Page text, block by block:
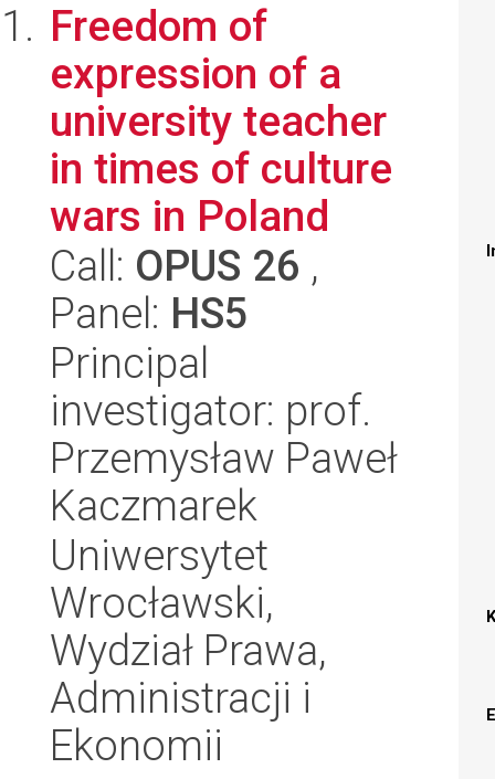
Freedom of
expression of a
university teacher
in times of culture
wars in Poland
Call: OPUS 26 ,
Panel: HS5
Principal
investigator: prof.
Przemysław Paweł
Kaczmarek
Uniwersytet
Wrocławski,
Wydział Prawa,
Administracji i
Ekonomii